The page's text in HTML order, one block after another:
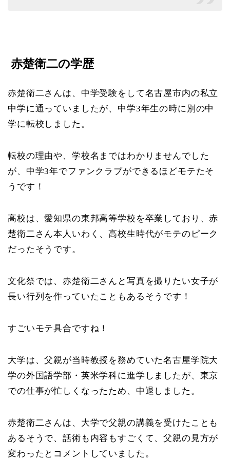
赤楚衛二の学歴
赤楚衛二さんは、中学受験をして名古屋市内の私立
中学に通っていましたが、中学3年生の時に別の中
学に転校しました。
転校の理由や、学校名まではわかりませんでした
が、中学3年でファンクラブができるほどモテたそ
うです！
高校は、愛知県の東邦高等学校を卒業しており、赤
楚衛二さん本人いわく、高校生時代がモテのピーク
だったそうです。
文化祭では、赤楚衛二さんと写真を撮りたい女子が
長い行列を作っていたこともあるそうです！
すごいモテ具合ですね！
大学は、父親が当時教授を務めていた名古屋学院大
学の外国語学部・英米学科に進学しましたが、東京
での仕事が忙しくなったため、中退しました。
赤楚衛二さんは、大学で父親の講義を受けたことも
あるそうで、話術も内容もすごくて、父親の見方が
変わったとコメントしていました。